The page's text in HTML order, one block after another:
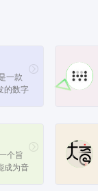
一款
的数字
爱好
供了
制作工
个旨
成为音